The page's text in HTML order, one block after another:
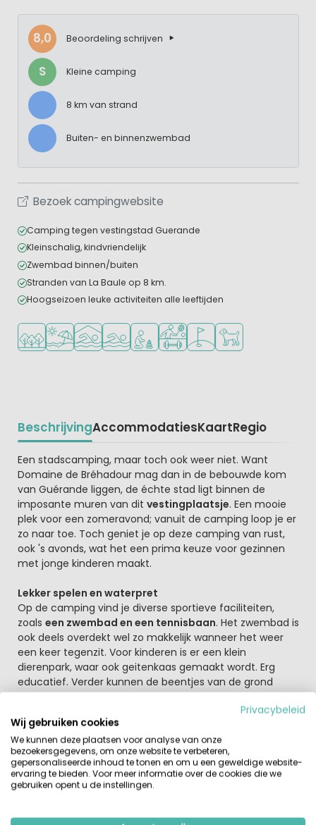
8,0 Beoordeling schrijven
S Kleine camping
8 km van strand
Buiten- en binnenzwembad
Bezoek campingwebsite
Camping tegen vestingstad Guerande
Kleinschalig, kindvriendelijk
Zwembad binnen/buiten
Stranden van La Baule op 8 km.
Hoogseizoen leuke activiteiten alle leeftijden
Ligt in een bosrijke omgeving
Ligt bij strand en zee
Overdekt zwembad
Openlucht zwembad
Aanbevolen voor jonge kinderen
Veel mogelijkheden om te
Golfbaan in de buurt
Huisdieren
BeschrijvingAccommodatiesKaartRegio
Beschrijving
Een stadscamping, maar toch ook weer niet. Want
Domaine de Bréhadour mag dan in de bebouwde kom
van Guérande liggen, de échte stad ligt binnen de
imposante muren van dit vestingplaatsje. Een mooie
plek voor een zomeravond; vanuit de camping loop je er
zo naar toe. Toch geniet je op deze camping van rust,
ook 's avonds, wat het een prima keuze voor gezinnen
met jonge kinderen maakt.
Lekker spelen en waterpret
Op de camping vind je diverse sportieve faciliteiten,
zoals een zwembad en een tennisbaan. Het zwembad is
ook deels overdekt wel zo makkelijk wanneer het weer
een keer tegenzit. Voor kinderen is er een klein
dierenpark, waar ook geitenkaas gemaakt wordt. Erg
educatief. Verder kunnen de beentjes van de grond
tijdens het hoogseizoen. En voor een hapje en een
restaurantterecht.
De zandstranden van La Baule liggen op een paar
kilometer afstand (8km.).
Guérande is een fotogeniek historisch monument dat
je vaak op posters ziet
voor de bouw van een metersdikkestadsmuur van
Privacybeleid
Wij gebruiken cookies
We kunnen deze plaatsen voor analyse van onze
bezoekersgegevens, om onze website te verbeteren,
gepersonaliseerde inhoud te tonen en om u een geweldige website-
ervaring te bieden. Voor meer informatie over de cookies die we
gebruiken opent u de instellingen.